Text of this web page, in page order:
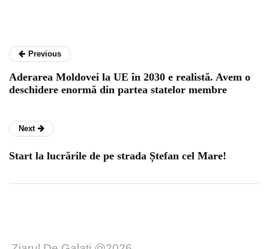
Previous
Aderarea Moldovei la UE în 2030 e realistă. Avem o
deschidere enormă din partea statelor membre
Next
Start la lucrările de pe strada Ștefan cel Mare!